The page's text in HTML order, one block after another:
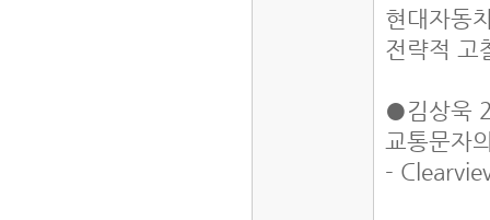
현대자동
전략적 고
●김상욱
교통문자
-